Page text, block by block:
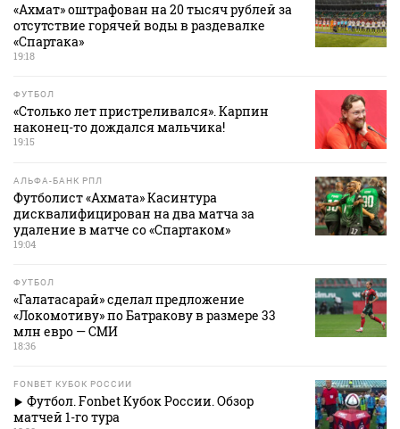
«Ахмат» оштрафован на 20 тысяч рублей за
отсутствие горячей воды в раздевалке
«Спартака»
19:18
ФУТБОЛ
«Столько лет пристреливался». Карпин
наконец-то дождался мальчика!
19:15
АЛЬФА-БАНК РПЛ
Футболист «Ахмата» Касинтура
дисквалифицирован на два матча за
удаление в матче со «Спартаком»
19:04
ФУТБОЛ
«Галатасарай» сделал предложение
«Локомотиву» по Батракову в размере 33
млн евро — СМИ
18:36
FONBET КУБОК РОССИИ
Футбол. Fonbet Кубок России. Обзор
матчей 1-го тура